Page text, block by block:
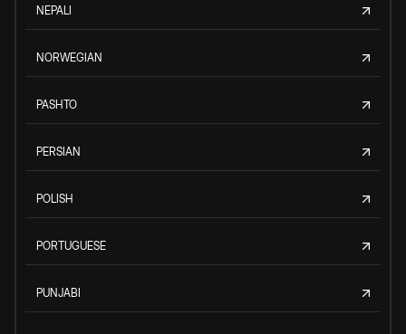
NEPALI
NORWEGIAN
PASHTO
PERSIAN
POLISH
PORTUGUESE
PUNJABI